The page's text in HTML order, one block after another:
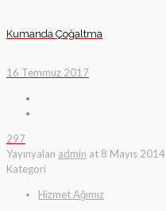
Kumanda Çoğaltma
16 Temmuz 2017
297
Yayınyalan admin at 8 Mayıs 2014
Kategori
Hizmet Ağımız